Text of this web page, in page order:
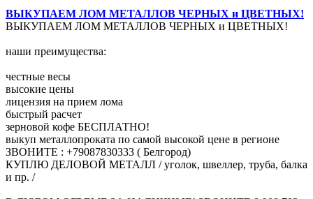
ВЫКУПАЕМ ЛОМ МЕТАЛЛОВ ЧЕРНЫХ и ЦВЕТНЫХ!
ВЫКУПАЕМ ЛОМ МЕТАЛЛОВ ЧЕРНЫХ и ЦВЕТНЫХ!
наши преимущества:
честные весы
высокие цены
лицензия на прием лома
быстрый расчет
зерновой кофе БЕСПЛАТНО!
выкуп металлопроката по самой высокой цене в регионе
ЗВОНИТЕ : +79087830333 ( Белгород)
КУПЛЮ ДЕЛОВОЙ МЕТАЛЛ / уголок, швеллер, труба, балка
и пр. /